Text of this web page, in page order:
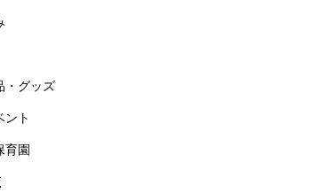
・グッズ
ント
育園